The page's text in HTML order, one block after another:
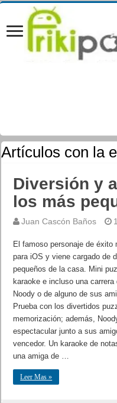
Artículos con la
Diversión y
los más
Juan Cascón Baños
El famoso personaje de éxito
para iOS y viene cargado de
pequeños de la casa. Mini
karaoke e incluso una
Noody o de alguno de sus
Prueba con los divertidos
memorización; además,
espectacular junto a sus
vencedor. Un karaoke de
una amiga de …
Leer Mas »